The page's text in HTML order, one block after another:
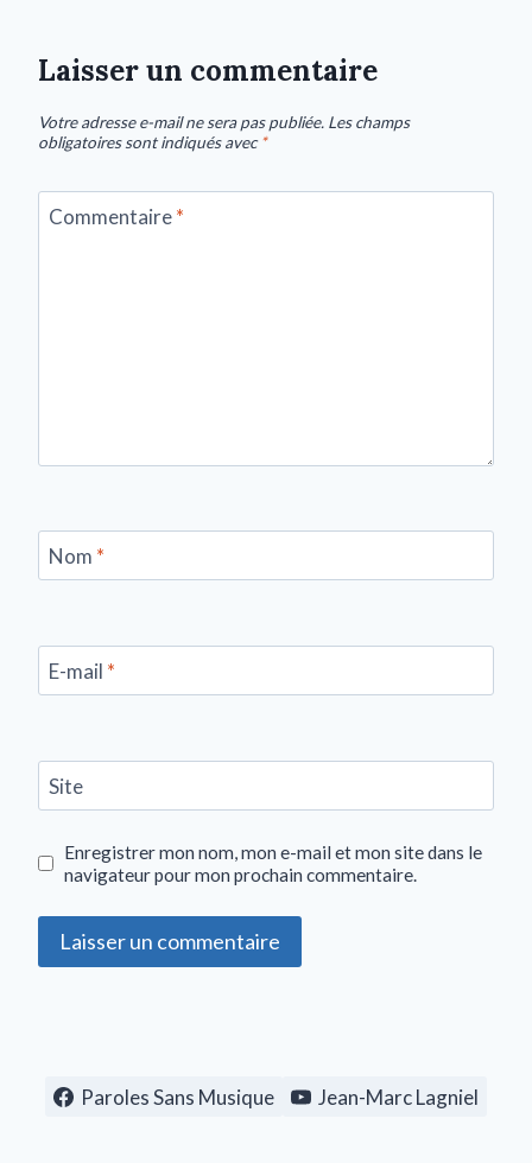
Laisser un commentaire
Votre adresse e-mail ne sera pas publiée. Les champs
obligatoires sont indiqués avec*
Commentaire*
Nom *
E-mail *
Site
Enregistrer mon nom, mon e-mail et mon site dans le
navigateur pour mon prochain commentaire.
Paroles Sans Musique Jean-Marc Lagniel